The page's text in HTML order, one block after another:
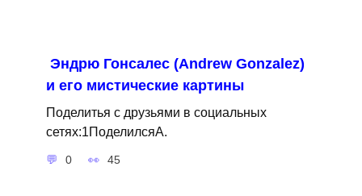
Эндрю Гонсалес (Andrew Gonzalez)
и его мистические картины
Поделитья с друзьями в социальных
сетях:1ПоделилсяA.
0 45